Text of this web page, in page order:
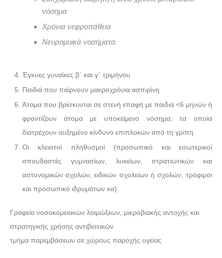
νόσημα
Χρόνια νεφροπάθεια
Νευρομυικά νοσήματα
Έγκυες γυναίκες β΄ και γ΄ τριμήνου
Παιδιά που παίρνουν μακροχρόνια ασπιρίνη
Άτομα που βρίσκονται σε στενή επαφή με παιδιά <6 μηνών ή
φροντίζουν άτομα με υποκείμενο νόσημα, τα οποία
διατρέχουν αυξημένο κίνδυνο επιπλοκών από τη γρίπη
Οι κλειστοί πληθυσμοί (προσωπικό και εσωτερικοί
σπουδαστές γυμνασίων, λυκείων, στρατιωτικών και
αστυνομικών σχολών, ειδικών σχολείων ή σχολών, τρόφιμοι
και προσωπικό ιδρυμάτων κα)
Γραφείο νοσοκομειακών λοιμώξεων, μικροβιακής αντοχής και
στρατηγικής χρήσης αντιβιοτικών
τμήμα παρεμβάσεων σε χώρους παροχής υγείας